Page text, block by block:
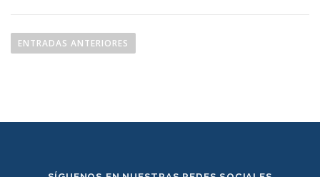
aENTRADAS ANTERIORES